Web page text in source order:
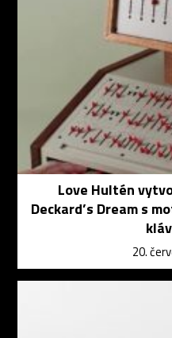
Love Hultén
Deckard’s Dream s
20.